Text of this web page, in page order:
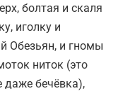
болтая и скаля
иголку и
Обезьян, и гномы
ниток (это
даже бечёвка),